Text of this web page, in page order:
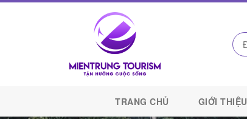
TRANG CHỦ GIỚI THIỆU